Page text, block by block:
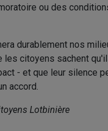
ou des
durablement nos
les citoyens sachent
- et que leur silence
accord.
Lotbinière